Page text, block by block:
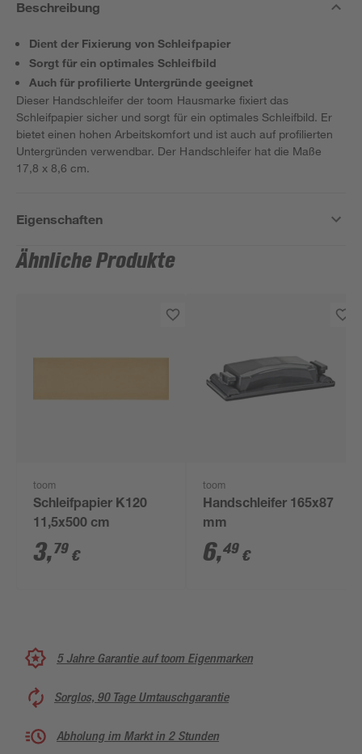
Beschreibung
Dient der Fixierung von Schleifpapier
Sorgt für ein optimales Schleifbild
Auch für profilierte Untergründe geeignet
Dieser Handschleifer der toom Hausmarke fixiert das
Schleifpapier sicher und sorgt für ein optimales Schleifbild. Er
bietet einen hohen Arbeitskomfort und ist auch auf profilierten
Untergründen verwendbar. Der Handschleifer hat die Maße
17,8 x 8,6 cm.
Eigenschaften
Ähnliche Produkte
toom
Schleifpapier K120
11,5x500 cm
3,79 €
toom
Handschleifer 165x87
mm
6,49 €
5 Jahre Garantie auf toom Eigenmarken
Sorglos, 90 Tage Umtauschgarantie
Abholung im Markt in 2 Stunden